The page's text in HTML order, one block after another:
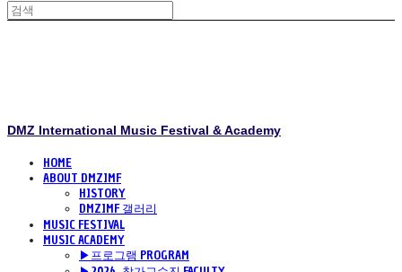
DMZ International Music Festival & Academy
HOME
ABOUT DMZIMF
HISTORY
DMZIMF 갤러리
MUSIC FESTIVAL
MUSIC ACADEMY
▶프로그램 PROGRAM